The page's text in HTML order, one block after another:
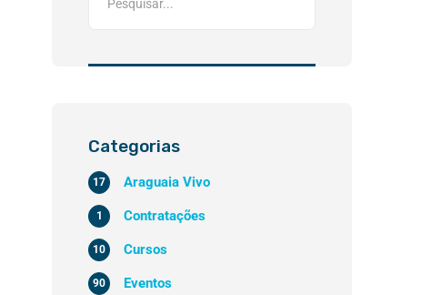
Categorias
Araguaia Vivo
17
Contratações
1
Cursos
10
Eventos
90